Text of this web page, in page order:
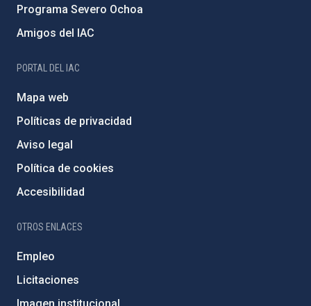
Programa Severo Ochoa
Amigos del IAC
PORTAL DEL IAC
Mapa web
Políticas de privacidad
Aviso legal
Política de cookies
Accesibilidad
OTROS ENLACES
Empleo
Licitaciones